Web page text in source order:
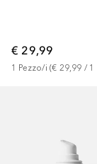
€ 29,99
1 Pezzo/i (€ 29,99 / 1